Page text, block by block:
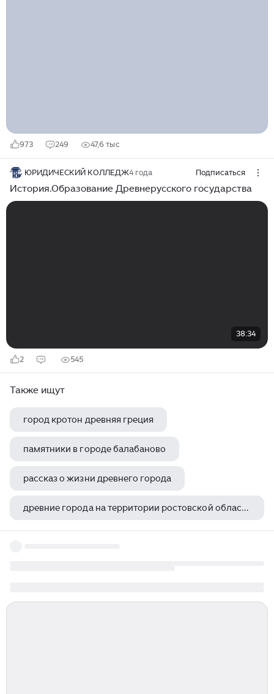
973 249 47,6 тыс
ЮРИДИЧЕСКИЙ КОЛЛЕДЖ4 года Подписаться
История.Образование Древнерусского государства
38:34
2 545
Также ищут
город кротон древняя греция
памятники в городе балабаново
рассказ о жизни древнего города
древние города на территории ростовской области